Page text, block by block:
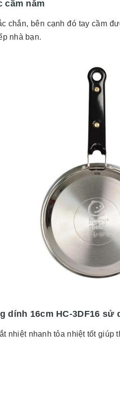
cầm nắm
chắn, bên cạnh đó tay cầm
nhà bạn.
dính 16cm HC-3DF16 sử
nhiệt nhanh tỏa nhiệt tốt